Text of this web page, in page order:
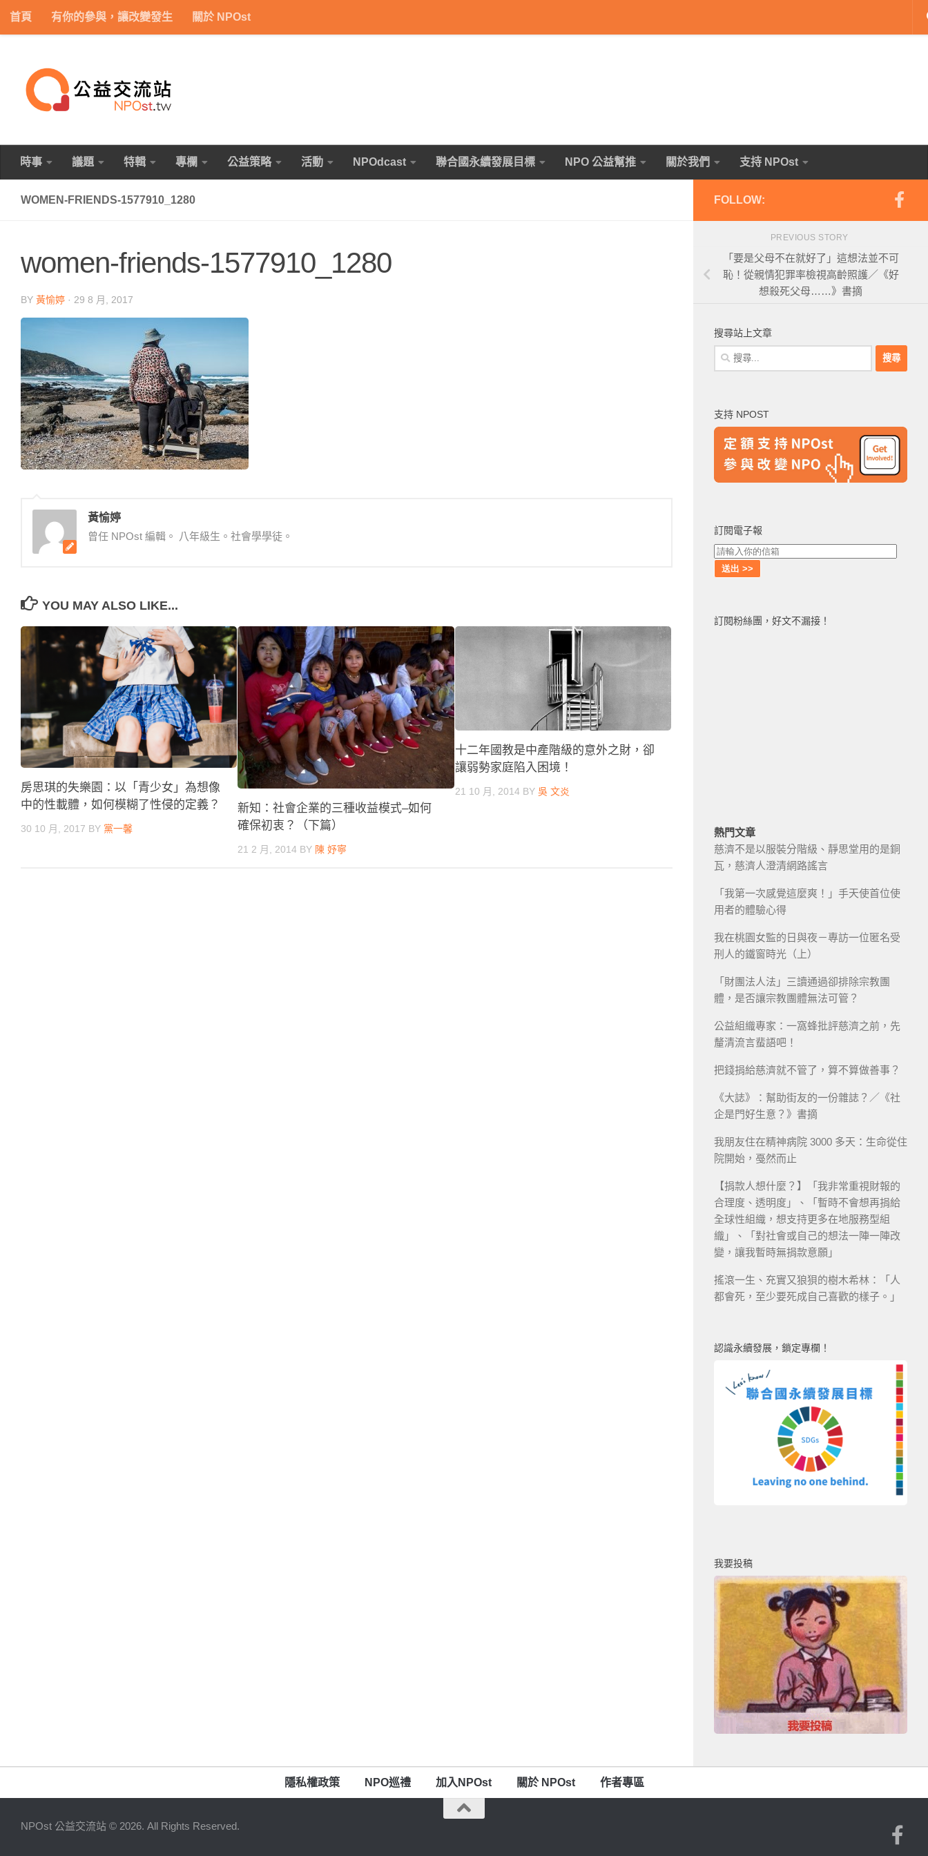
Skip to content
首頁 有你的參與，讓改變發生 關於 NPOst
時事 議題 特輯 專欄 公益策略 活動 NPOdcast 聯合國永續發展目標 NPO 公益幫推 關於我們 支持 NPOst
WOMEN-FRIENDS-1577910_1280
women-friends-1577910_1280
BY 黃愉婷 · 29 8 月, 2017
黃愉婷
曾任 NPOst 編輯。 八年級生。社會學學徒。
YOU MAY ALSO LIKE...
房思琪的失樂園：以「青少女」為想像
中的性載體，如何模糊了性侵的定義？
30 10 月, 2017 BY 黨一馨
新知：社會企業的三種收益模式–如何
確保初衷？（下篇）
21 2 月, 2014 BY 陳 妤寧
十二年國教是中產階級的意外之財，卻
讓弱勢家庭陷入困境！
21 10 月, 2014BY 吳 文炎
FOLLOW:
PREVIOUS STORY
「要是父母不在就好了」這想法並不可
恥！從親情犯罪率檢視高齡照護／《好
想殺死父母……》書摘
搜尋站上文章
搜
尋
字:
支持 NPOST
訂閱電子報
訂閱粉絲團，好文不漏接！
熱門文章
慈濟不是以服裝分階級、靜思堂用的是銅
瓦，慈濟人澄清網路謠言
「我第一次感覺這麼爽！」手天使首位使
用者的體驗心得
我在桃園女監的日與夜－專訪一位匿名受
刑人的鐵窗時光（上）
「財團法人法」三讀通過卻排除宗教團
體，是否讓宗教團體無法可管？
公益組織專家：一窩蜂批評慈濟之前，先
釐清流言蜚語吧！
把錢捐給慈濟就不管了，算不算做善事？
《大誌》：幫助街友的一份雜誌？／《社
企是門好生意？》書摘
我朋友住在精神病院 3000 多天：生命從住
院開始，戞然而止
【捐款人想什麼？】「我非常重視財報的
合理度、透明度」、「暫時不會想再捐給
全球性組織，想支持更多在地服務型組
織」、「對社會或自己的想法一陣一陣改
變，讓我暫時無捐款意願」
搖滾一生、充實又狼狽的樹木希林：「人
都會死，至少要死成自己喜歡的樣子。」
認識永續發展，鎖定專欄！
我要投稿
隱私權政策 NPO巡禮 加入NPOst 關於 NPOst 作者專區
NPOst 公益交流站 © 2026. All Rights Reserved.